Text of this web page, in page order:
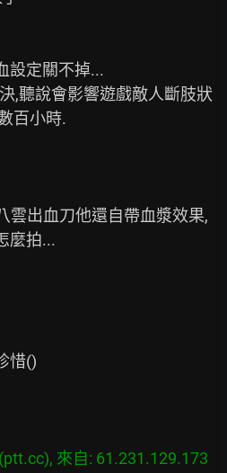
設定關不掉...
,聽說會影響遊戲敵人斷肢狀
百小時.
雲出血刀他還自帶血漿效果,
麼拍...
惜()
來自: 61.231.129.173